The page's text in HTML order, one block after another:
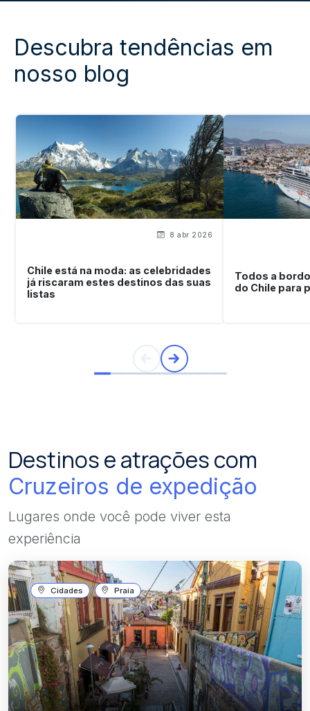
Descubra tendências em
nosso blog
8 abr 2026
Chile está na moda: as celebridades
já riscaram estes destinos das suas
listas
Todos a
do Chile para
Destinos e atrações com
Cruzeiros de expedição
Lugares onde você pode viver esta
experiência
Cidades Praia